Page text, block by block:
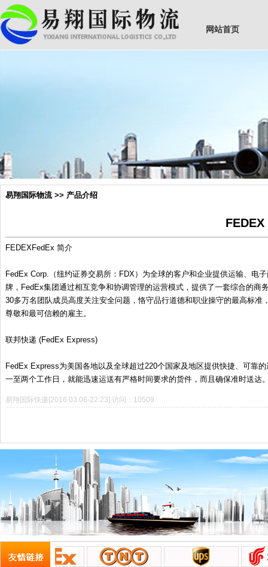
网站首页
易翔国际物流 >> 产品介绍
FEDEX
FEDEXFedEx 简介
FedEx Corp.（纽约证券交易所：FDX）为全球的客户和企业提供运输、电
牌，FedEx集团通过相互竞争和协调管理的运营模式，提供了一套综合的
30多万名团队成员高度关注安全问题，恪守品行道德和职业操守的最高标
尊敬和最可信赖的雇主。
联邦快递 (FedEx Express)
FedEx Express为美国各地以及全球超过220个国家及地区提供快捷、可靠
一至两个工作日，就能迅速运送有严格时间要求的货件，而且确保准时送达
易翔国际快递[2016.03.08-22:23] 访问：10509